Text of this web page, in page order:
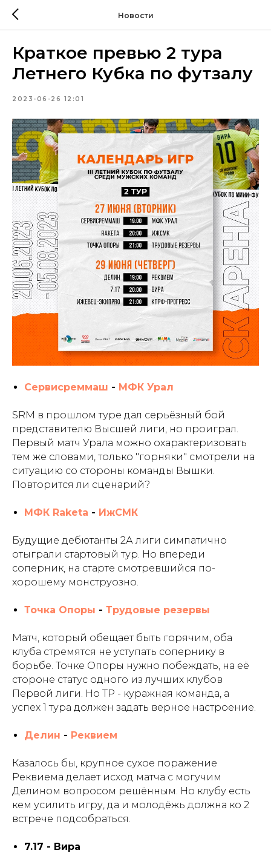
Новости
Краткое превью 2 тура
Летнего Кубка по футзалу
2023-06-26 12:01
Сервисреммаш - МФК Урал
SRM в прошлом туре дал серьёзный бой
представителю Высшей лиги, но проиграл.
Первый матч Урала можно охарактеризовать
тем же словами, только "горняки" смотрели на
ситуацию со стороны команды Вышки.
Повторится ли сценарий?
МФК Raketa - ИжСМК
Будущие дебютанты 2А лиги симпатично
отыграли стартовый тур. Но впереди
соперник, на старте смотревшийся по-
хорошему монструозно.
Точка Опоры - Трудовые резервы
Матч, который обещает быть горячим, оба
клуба стремятся не уступать сопернику в
борьбе. Точке Опоры нужно побеждать, на её
стороне статус одного из лучших клубов
Первой лиги. Но ТР - куражная команда, а
успех 1 тура должен задать верное настроение.
Делин - Реквием
Казалось бы, крупное сухое поражение
Реквиема делает исход матча с могучим
Делином вопросом решённым. Но клубу есть
кем усилить игру, да и молодёжь должна ко 2
встрече подсобраться.
7.17 - Вира